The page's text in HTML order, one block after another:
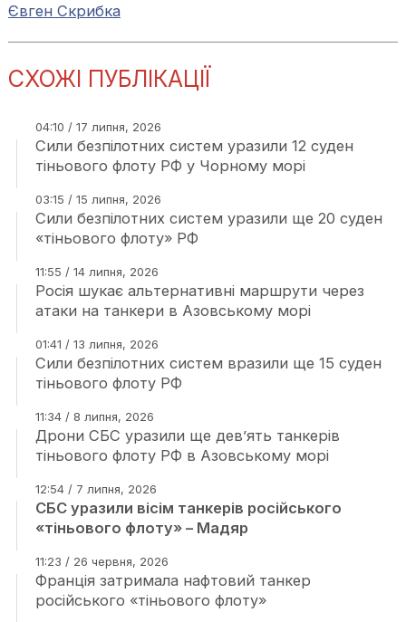
Євген Скрибка
СХОЖІ ПУБЛІКАЦІЇ
04:10 / 17 липня, 2026
Сили безпілотних систем уразили 12 суден
тіньового флоту РФ у Чорному морі
03:15 / 15 липня, 2026
Сили безпілотних систем уразили ще 20 суден
«тіньового флоту» РФ
11:55 / 14 липня, 2026
Росія шукає альтернативні маршрути через
атаки на танкери в Азовському морі
01:41 / 13 липня, 2026
Сили безпілотних систем вразили ще 15 суден
тіньового флоту РФ
11:34 / 8 липня, 2026
Дрони СБС уразили ще дев’ять танкерів
тіньового флоту РФ в Азовському морі
12:54 / 7 липня, 2026
СБС уразили вісім танкерів російського
«тіньового флоту» – Мадяр
11:23 / 26 червня, 2026
Франція затримала нафтовий танкер
російського «тіньового флоту»